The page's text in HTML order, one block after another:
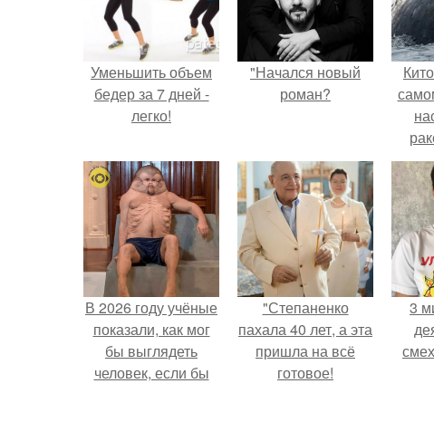
Уменьшить объем
бедер за 7 дней -
легко!
"Начался новый
роман?
В 2026 году учёные
показали, как мог
бы выглядеть
человек, если бы
"Степаненко
пахала 40 лет, а эта
пришла на всё
готовое!
3